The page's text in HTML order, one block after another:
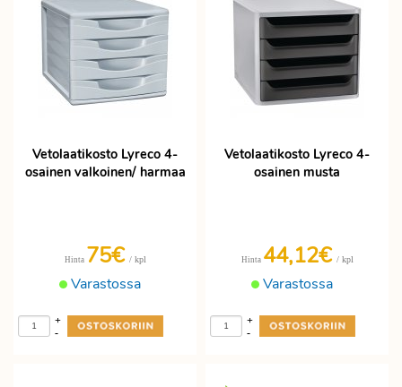
Vetolaatikosto Lyreco 4-
osainen valkoinen/ harmaa
Varastossa
Hinta 75€ / kpl
-
+
Vetolaatikosto Lyreco 4-
osainen musta
Varastossa
Hinta 44,12€ / kpl
-
+